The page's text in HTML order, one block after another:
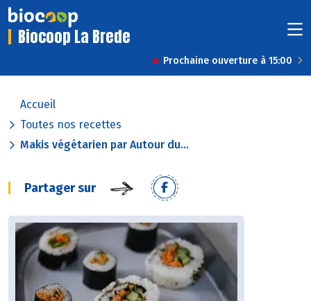
Biocoop La Brede
Prochaine ouverture à 15:00
Accueil
Toutes nos recettes
Makis végétarien par Autour du...
Partager sur